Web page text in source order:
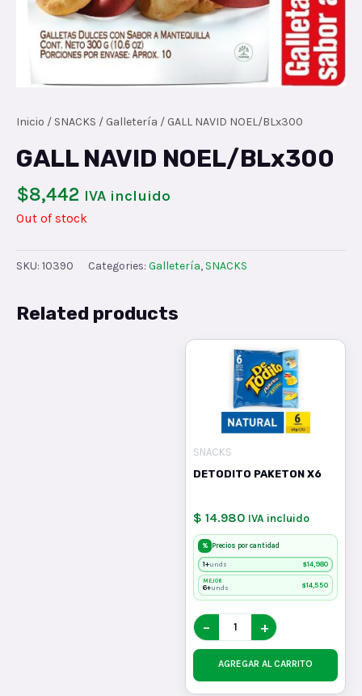
Inicio / SNACKS / Galletería / GALL NAVID NOEL/BLx300
GALL NAVID NOEL/BLx300
$8,442 IVA incluido
Out of stock
SKU: 10390 Categories: Galletería, SNACKS
Related products
SNACKS
DETODITO PAKETON X6
$ 14.980 IVA incluido
% Precios por cantidad
1+unds $14,980
MEJOR
6+unds $14,550
− +
AGREGAR AL CARRITO